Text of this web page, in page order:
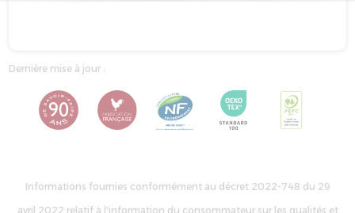
Dernière mise à jour :
Informations fournies conformément au décret 2022-748 du 29
avril 2022 relatif à l'information du consommateur sur les qualités et